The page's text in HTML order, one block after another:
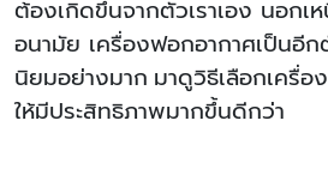
ต้องเกิดขึ้นจากตัวเราเอง นอกเ
อนามัย เครื่องฟอกอากาศเป็นอีก
นิยมอย่างมาก มาดูวิธีเลือกเครื่อ
ให้มีประสิทธิภาพมากขึ้นดีกว่า